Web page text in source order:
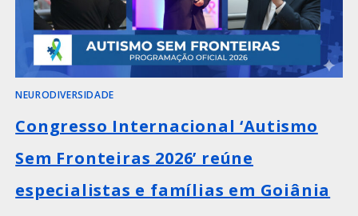
NEURODIVERSIDADE
Congresso Internacional ‘Autismo
Sem Fronteiras 2026’ reúne
especialistas e famílias em Goiânia